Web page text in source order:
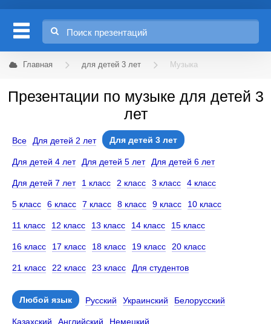
Главная для детей 3 лет Музыка
Презентации по музыке для детей 3
лет
Все Для детей 2 лет Для детей 3 лет
Для детей 4 лет Для детей 5 лет Для детей 6 лет
Для детей 7 лет 1 класс 2 класс 3 класс 4 класс
5 класс 6 класс 7 класс 8 класс 9 класс 10 класс
11 класс 12 класс 13 класс 14 класс 15 класс
16 класс 17 класс 18 класс 19 класс 20 класс
21 класс 22 класс 23 класс Для студентов
Любой язык Русский Украинский Белорусский
Казахский Английский Немецкий